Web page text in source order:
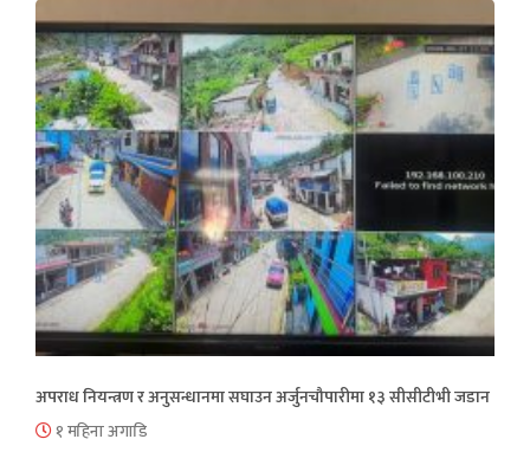
अपराध नियन्त्रण र अनुसन्धानमा सघाउन अर्जुनचौपारीमा १३ सीसीटीभी जडान
१ महिना अगाडि